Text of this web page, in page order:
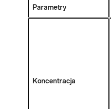
Parametry
Koncentracja